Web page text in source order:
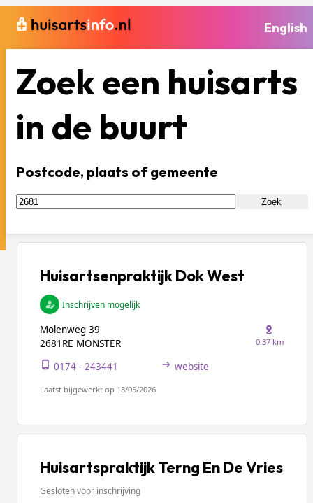
English
Zoek een huisarts
in de buurt
Postcode, plaats of gemeente
Zoek
Huisartsenpraktijk Dok West
Inschrijven mogelijk
Molenweg 39
2681RE MONSTER
0.37 km
0174 - 243441 website
Laatst bijgewerkt op 13/05/2026
Huisartspraktijk Terng En De Vries
Gesloten voor inschrijving